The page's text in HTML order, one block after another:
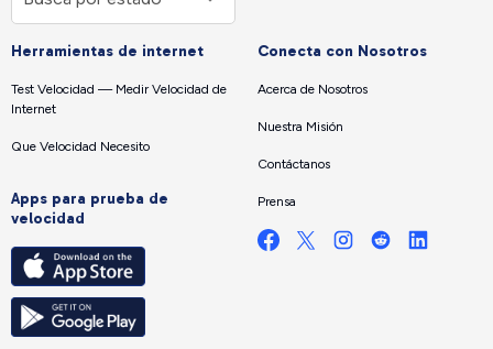
Herramientas de internet
Test Velocidad — Medir Velocidad de
Internet
Que Velocidad Necesito
Apps para prueba de
velocidad
Conecta con Nosotros
Acerca de Nosotros
Nuestra Misión
Contáctanos
Prensa